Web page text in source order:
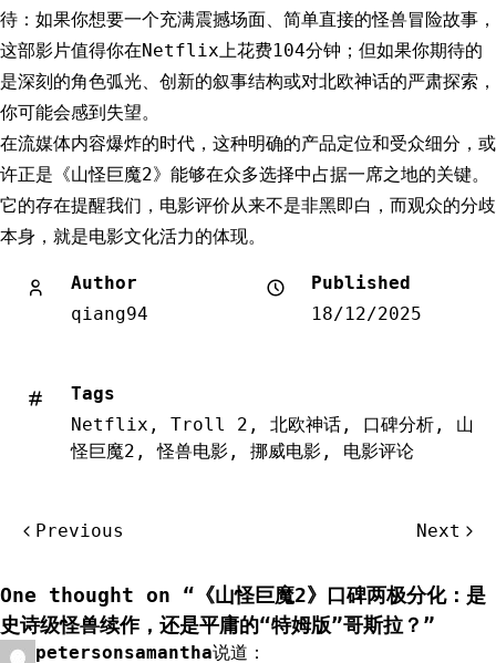
待：如果你想要一个充满震撼场面、简单直接的怪兽冒险故事，
这部影片值得你在Netflix上花费104分钟；但如果你期待的
是深刻的角色弧光、创新的叙事结构或对北欧神话的严肃探索，
你可能会感到失望。
在流媒体内容爆炸的时代，这种明确的产品定位和受众细分，或
许正是《山怪巨魔2》能够在众多选择中占据一席之地的关键。
它的存在提醒我们，电影评价从来不是非黑即白，而观众的分歧
本身，就是电影文化活力的体现。
Author
qiang94
Published
18/12/2025
Tags
Netflix , Troll 2 , 北欧神话 , 口碑分析 , 山
怪巨魔2 ,怪兽电影 , 挪威电影 , 电影评论
航
Previous Next
One thought on “ 《山怪巨魔2》口碑两极分化：是
史诗级怪兽续作，还是平庸的“特姆版”哥斯拉？ ”
petersonsamantha说道：